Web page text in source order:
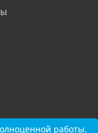
работы.
работы.